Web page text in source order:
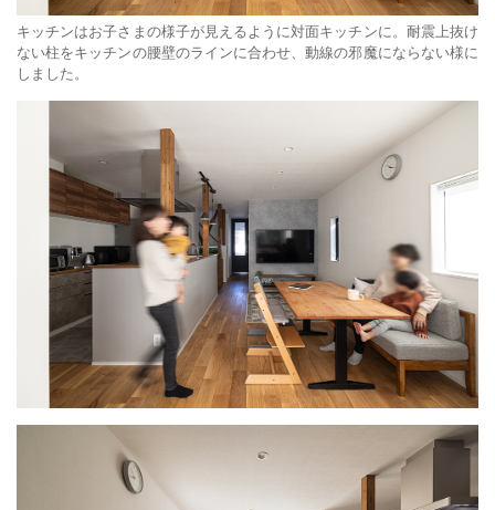
キッチンはお子さまの様子が見えるように対面キッチンに。耐震上抜け
ない柱をキッチンの腰壁のラインに合わせ、動線の邪魔にならない様に
しました。